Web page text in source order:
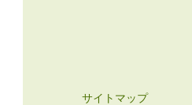
サイトマップ